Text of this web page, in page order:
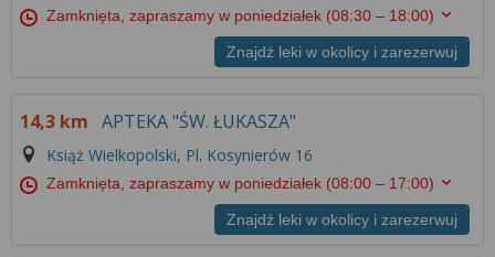
Zamknięta, zapraszamy w poniedziałek (08:30 – 18:00)
Znajdź leki w okolicy i zarezerwuj
14,3 km APTEKA "ŚW. ŁUKASZA"
Książ Wielkopolski, Pl. Kosynierów 16
Zamknięta, zapraszamy w poniedziałek (08:00 – 17:00)
Znajdź leki w okolicy i zarezerwuj